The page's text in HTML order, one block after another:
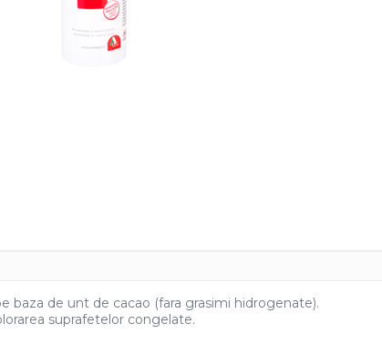
baza de unt de cacao (fara grasimi hidrogenate).
suprafetelor congelate.